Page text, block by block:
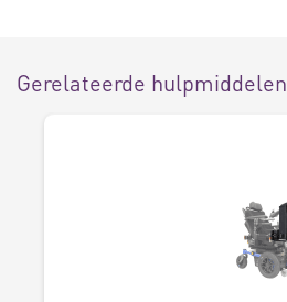
Gerelateerde hulpmiddelen